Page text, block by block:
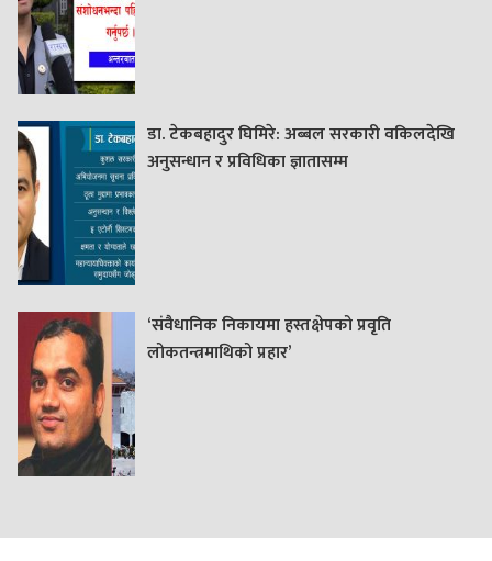
डा. टेकबहादुर घिमिरे: अब्बल सरकारी वकिलदेखि
अनुसन्धान र प्रविधिका ज्ञातासम्म
‘संवैधानिक निकायमा हस्तक्षेपको प्रवृति
लोकतन्त्रमाथिको प्रहार’